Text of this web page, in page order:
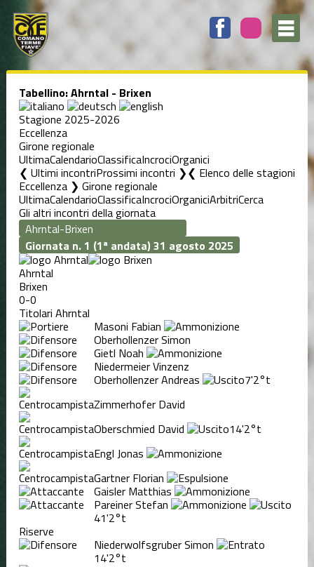
Tabellino: Ahrntal - Brixen
Stagione 2025-2026
Eccellenza
Girone regionale
UltimaCalendarioClassificaIncrociOrganici
❮ Ultimi incontriProssimi incontri ❯ Elenco delle stagioni
Eccellenza ❯ Girone regionale
UltimaCalendarioClassificaIncrociOrganiciArbitriCerca
Gli altri incontri della giornata
Giornata n. 1 (1ª andata) 31 agosto 2025
Ahrntal
Brixen
0-0
Titolari Ahrntal
Masoni Fabian
Oberhollenzer Simon
Gietl Noah
Niedermeier Vinzenz
Oberhollenzer Andreas 7'2°t
Zimmerhofer David
Oberschmied David
14'2°t
Engl Jonas
Gartner Florian
Gaisler Matthias
Pareiner Stefan
41'2°t
Riserve
Niederwolfsgruber Simon
14'2°t